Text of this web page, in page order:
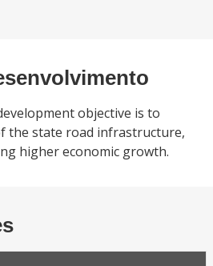
objective is to
the state road infrastructure,
higher economic growth.